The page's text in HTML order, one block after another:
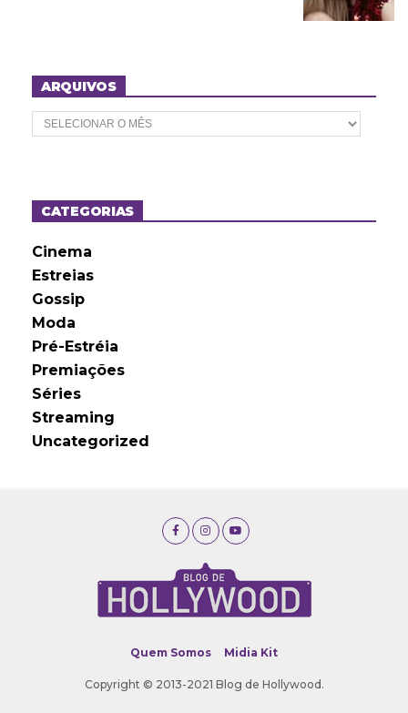
ARQUIVOS
A
r
o
sCATEGORIAS
Cinema
Estreias
Gossip
Moda
Pré-Estréia
Premiações
Séries
Streaming
Uncategorized
Quem Somos Midia Kit
Copyright © 2013-2021 Blog de Hollywood.